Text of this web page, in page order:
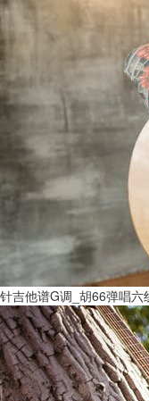
针吉他谱G调_胡66弹唱六